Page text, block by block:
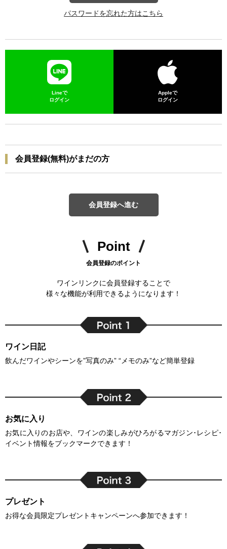
パスワードを忘れた方はこちら
Lineで
ログイン
Appleで
ログイン
会員登録(無料)がまだの方
会員登録へ進む
Point
会員登録のポイント
ワインリンクに会員登録することで
様々な機能が利用できるようになります！
ワイン日記
飲んだワインやシーンを”写真のみ” “メモのみ”など簡単登録
お気に入り
お気に入りのお店や、ワインの楽しみがひろがるマガジン･レシピ･
イベント情報をブックマークできます！
プレゼント
お得な会員限定プレゼントキャンペーンへ参加できます！